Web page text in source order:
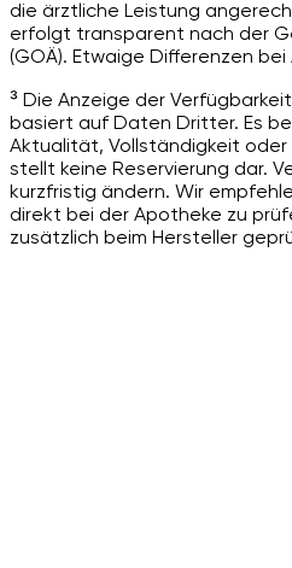
die ärztliche Leistung
erfolgt transparent nach der
(GOÄ). Etwaige Differenzen
³ Die Anzeige der
basiert auf Daten Dritter. Es
Aktualität, Vollständigkeit oder
stellt keine Reservierung dar.
kurzfristig ändern. Wir
direkt bei der Apotheke zu
zusätzlich beim Hersteller